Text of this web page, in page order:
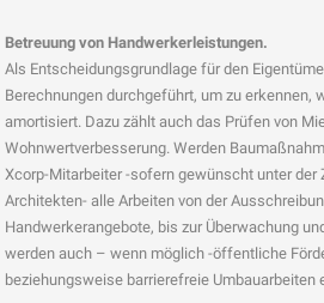
Betreuung von Handwerkerleistungen.
Als Entscheidungsgrundlage für den
Berechnungen durchgeführt, um zu erkennen,
amortisiert. Dazu zählt auch das Prüfen von
Wohnwertverbesserung. Werden
Xcorp-Mitarbeiter -sofern gewünscht unter der
Architekten- alle Arbeiten von der
Handwerkerangebote, bis zur Überwachung
werden auch – wenn möglich -öffentliche
beziehungsweise barrierefreie Umbauarbeiten